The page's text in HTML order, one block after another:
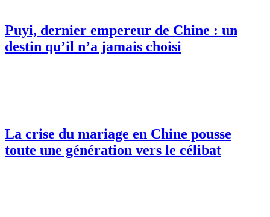
Puyi, dernier empereur de Chine : un
destin qu’il n’a jamais choisi
La crise du mariage en Chine pousse
toute une génération vers le célibat